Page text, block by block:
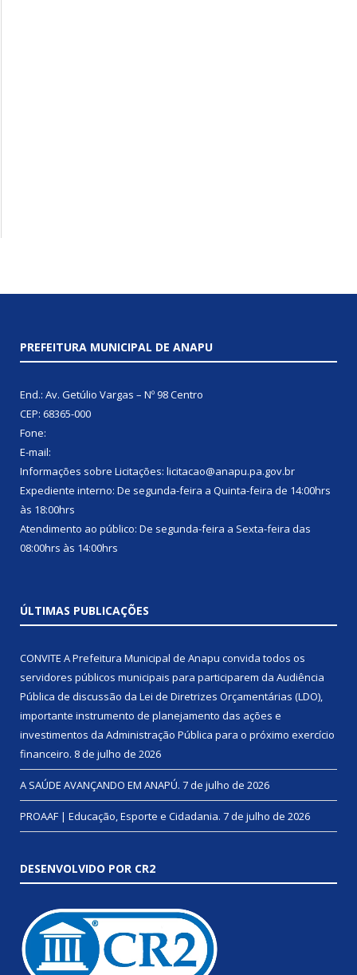
PREFEITURA MUNICIPAL DE ANAPU
End.: Av. Getúlio Vargas – Nº 98 Centro
CEP: 68365-000
Fone:
E-mail:
Informações sobre Licitações: licitacao@anapu.pa.gov.br
Expediente interno: De segunda-feira a Quinta-feira de 14:00hrs
às 18:00hrs
Atendimento ao público: De segunda-feira a Sexta-feira das
08:00hrs às 14:00hrs
ÚLTIMAS PUBLICAÇÕES
CONVITE A Prefeitura Municipal de Anapu convida todos os
servidores públicos municipais para participarem da Audiência
Pública de discussão da Lei de Diretrizes Orçamentárias (LDO),
importante instrumento de planejamento das ações e
investimentos da Administração Pública para o próximo exercício
financeiro. 8 de julho de 2026
A SAÚDE AVANÇANDO EM ANAPÚ. 7 de julho de 2026
PROAAF | Educação, Esporte e Cidadania. 7 de julho de 2026
DESENVOLVIDO POR CR2